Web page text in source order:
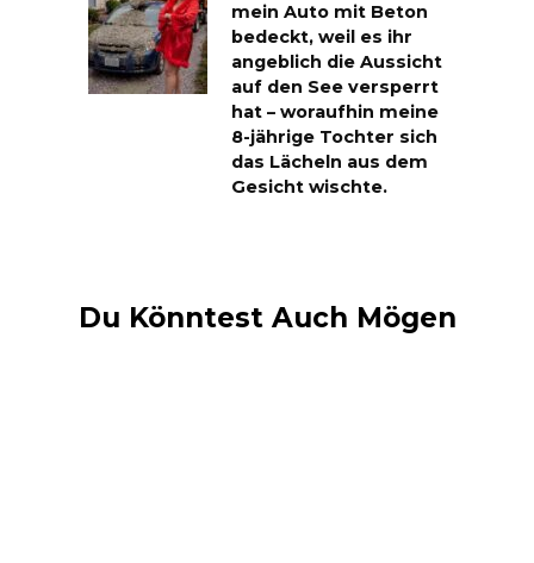
mein Auto mit Beton
bedeckt, weil es ihr
angeblich die Aussicht
auf den See versperrt
hat – woraufhin meine
8-jährige Tochter sich
das Lächeln aus dem
Gesicht wischte.
Du Könntest Auch Mögen